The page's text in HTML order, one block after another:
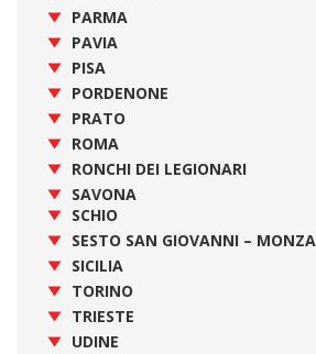
PARMA
PAVIA
PISA
PORDENONE
PRATO
ROMA
RONCHI DEI LEGIONARI
SAVONA
SCHIO
SESTO SAN GIOVANNI – MONZA
SICILIA
TORINO
TRIESTE
UDINE